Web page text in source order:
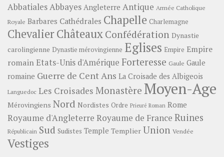
Abbatiales Abbayes Angleterre Antique Armée Catholique
Royale Barbares Cathédrales Chapelle Charlemagne
ChevalierChâteauxConfédération Dynastie
carolingienne Dynastie mérovingienne Eglises Empire Empire
romainEtats-Unis d'Amérique Forteresse Gaule Gaule
romaine Guerre de Cent Ans La Croisade des Albigeois
Languedoc Les Croisades Monastère Moyen-Age
Mérovingiens Nord Nordistes Ordre Prieuré Roman Rome
Royaume d'Angleterre Royaume de France Ruines
Républicain Sud Sudistes Temple Templier Union Vendée
Vestiges